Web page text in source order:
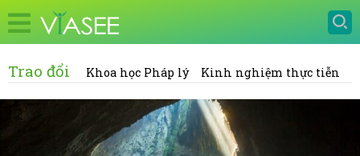
Trao đổi Khoa học Pháp lý Kinh nghiệm thực tiễn